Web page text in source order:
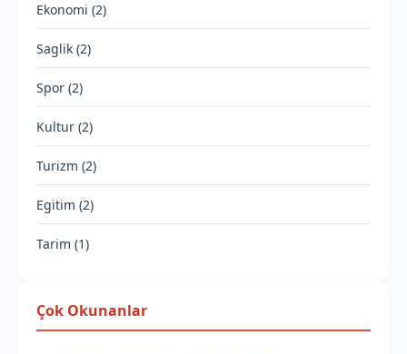
Ekonomi (2)
Saglik (2)
Spor (2)
Kultur (2)
Turizm (2)
Egitim (2)
Tarim (1)
Çok Okunanlar